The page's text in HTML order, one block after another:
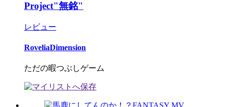
Project"無銘"
レビュー
RoveliaDimension
ただの暇つぶしゲーム